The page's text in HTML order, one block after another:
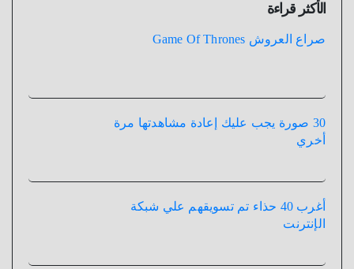
الأكثر قراءة
صراع العروش Game Of Thrones
30 صورة يجب عليك إعادة مشاهدتها مرة
أخري
أغرب 40 حذاء تم تسويقهم علي شبكة
الإنترنت